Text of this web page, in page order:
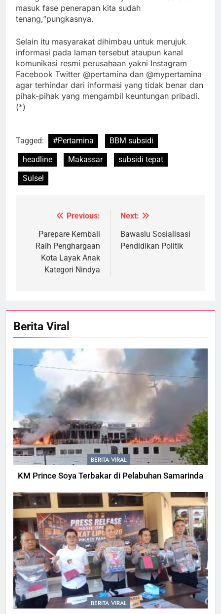
masuk fase penerapan kita sudah
tenang,”pungkasnya.
Selain itu masyarakat dihimbau untuk merujuk
informasi pada laman tersebut ataupun kanal
komunikasi resmi perusahaan yakni Instagram
Facebook Twitter @pertamina dan @mypertamina
agar terhindar dari informasi yang tidak benar dan
pihak-pihak yang mengambil keuntungan pribadi.
(*)
Tagged: #Pertamina
BBM subsidi
headline
Makassar
subsidi tepat
Sulsel
Navigasi
pos
Previous:
Parepare Kembali
Raih Penghargaan
Kota Layak Anak
Kategori Nindya
Next:
Bawaslu Sosialisasi
Pendidikan Politik
Berita Viral
BERITA VIRAL
KM Prince Soya Terbakar di Pelabuhan Samarinda
BERITA VIRAL